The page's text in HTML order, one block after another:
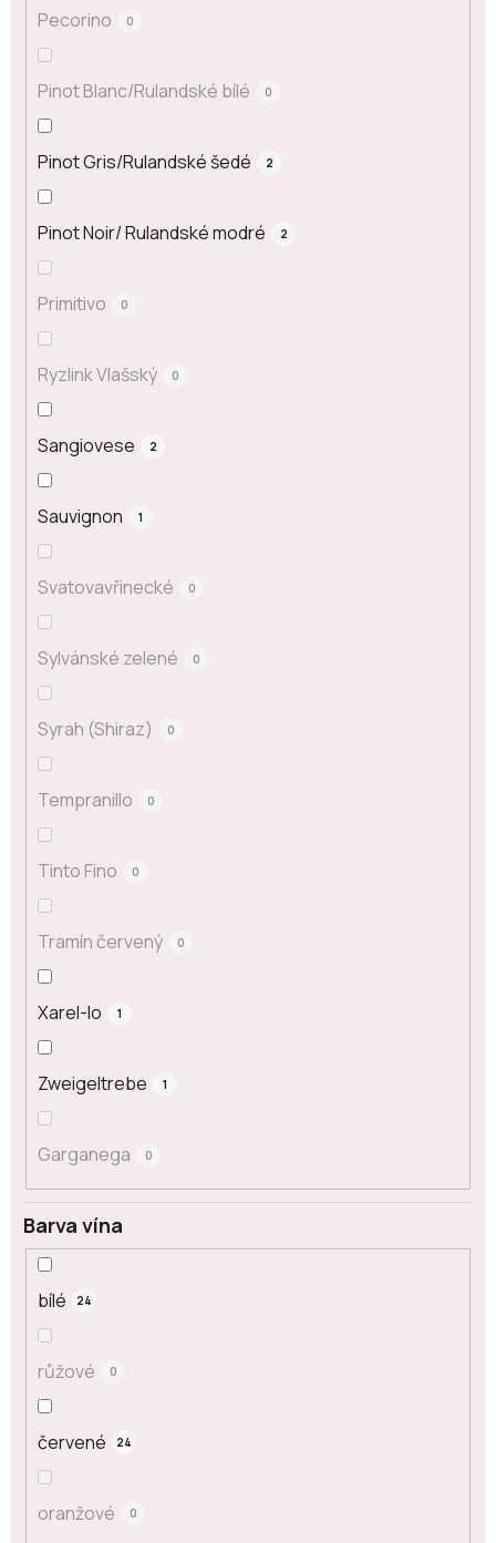
Pecorino 0
Pinot Blanc/Rulandské bílé 0
Pinot Gris/Rulandské šedé 2
Pinot Noir/ Rulandské modré 2
Primitivo 0
Ryzlink Vlašský 0
Sangiovese 2
Sauvignon 1
Svatovavřinecké 0
Sylvánské zelené 0
Syrah (Shiraz) 0
Tempranillo 0
Tinto Fino 0
Tramín červený 0
Xarel-lo 1
Zweigeltrebe 1
Garganega 0
Barva vína
bílé 24
růžové 0
červené 24
oranžové 0